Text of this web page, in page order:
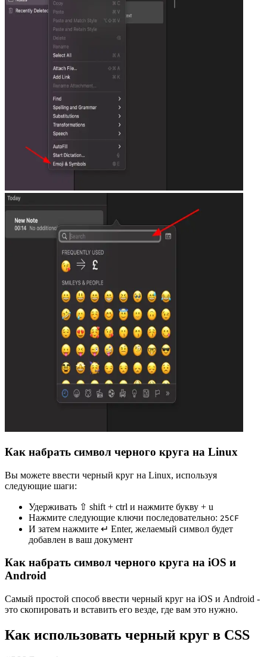
Как набрать символ черного круга на Linux
Вы можете ввести черный круг на Linux, используя
следующие шаги:
Удерживать ⇧ shift + ctrl и нажмите букву + u
Нажмите следующие ключи последовательно: 25CF
И затем нажмите ↵ Enter, желаемый символ будет
добавлен в ваш документ
Как набрать символ черного круга на iOS и
Android
Самый простой способ ввести черный круг на iOS и Android -
это скопировать и вставить его везде, где вам это нужно.
Как использовать черный круг в CSS